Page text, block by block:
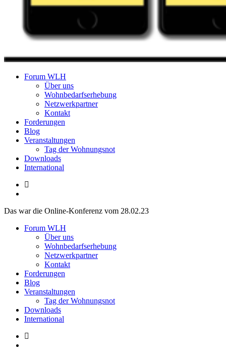
Forum Wohnungslosenhilfe Salzburg
Forum WLH
Über uns
Wohnbedarfserhebung
Netzwerkpartner
Kontakt
Forderungen
Blog
Veranstaltungen
Tag der Wohnungsnot
Downloads
International
Das war die Online-Konferenz vom 28.02.23
Forum WLH
Über uns
Wohnbedarfserhebung
Netzwerkpartner
Kontakt
Forderungen
Blog
Veranstaltungen
Tag der Wohnungsnot
Downloads
International